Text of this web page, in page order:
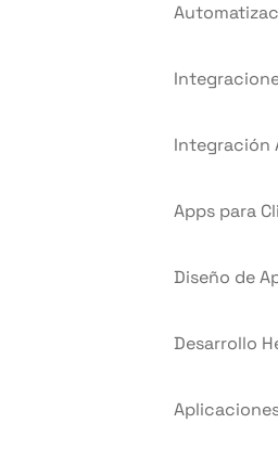
Integración
Apps para
Diseño de
Desarrollo